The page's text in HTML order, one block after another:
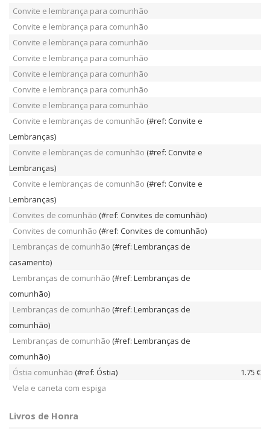
Convite e lembrança para comunhão
Convite e lembrança para comunhão
Convite e lembrança para comunhão
Convite e lembrança para comunhão
Convite e lembrança para comunhão
Convite e lembrança para comunhão
Convite e lembrança para comunhão
Convite e lembranças de comunhão (#ref: Convite e
Lembranças)
Convite e lembranças de comunhão (#ref: Convite e
Lembranças)
Convite e lembranças de comunhão (#ref: Convite e
Lembranças)
Convites de comunhão (#ref: Convites de comunhão)
Convites de comunhão (#ref: Convites de comunhão)
Lembranças de comunhão (#ref: Lembranças de
casamento)
Lembranças de comunhão (#ref: Lembranças de
comunhão)
Lembranças de comunhão (#ref: Lembranças de
comunhão)
Lembranças de comunhão (#ref: Lembranças de
comunhão)
Óstia comunhão (#ref: Óstia)
1.75 €
Vela e caneta com espiga
Livros de Honra